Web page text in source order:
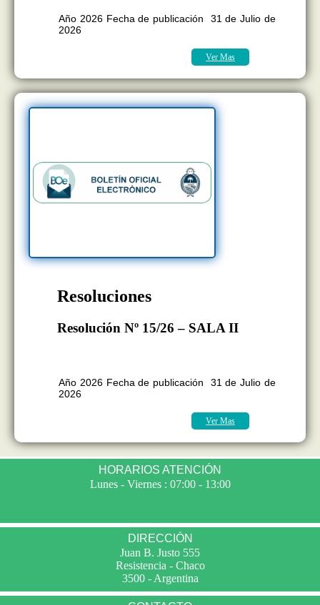
Año 2026 Fecha de publicación 31 de Julio de
2026
Ver Mas
Resoluciones
Resolución Nº 15/26 – SALA II
Año 2026 Fecha de publicación 31 de Julio de
2026
Ver Mas
HORARIOS ATENCIÓN
Lunes - Viernes : 07:00 - 13:00
DIRECCIÓN
Juan B. Justo 555
Resistencia - Chaco
3500 - Argentina